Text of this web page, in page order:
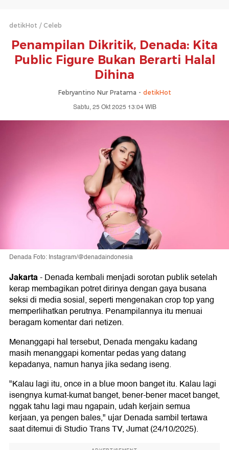
detikHot Celeb
Penampilan Dikritik, Denada: Kita
Public Figure Bukan Berarti Halal
Dihina
Febryantino Nur Pratama - detikHot
Sabtu, 25 Okt 2025 13:04 WIB
Denada Foto: Instagram/@denadaindonesia
Jakarta-Denada kembali menjadi sorotan publik setelah
kerap membagikan potret dirinya dengan gaya busana
seksi di media sosial, seperti mengenakan crop top yang
memperlihatkan perutnya. Penampilannya itu menuai
beragam komentar dari netizen.
Menanggapi hal tersebut, Denada mengaku kadang
masih menanggapi komentar pedas yang datang
kepadanya, namun hanya jika sedang iseng.
"Kalau lagi itu, once in a blue moon banget itu. Kalau lagi
isengnya kumat-kumat banget, bener-bener macet banget,
nggak tahu lagi mau ngapain, udah kerjain semua
kerjaan, ya pengen bales," ujar Denada sambil tertawa
saat ditemui di Studio Trans TV, Jumat (24/10/2025).